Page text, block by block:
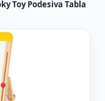
Toy Podesiva Tabla